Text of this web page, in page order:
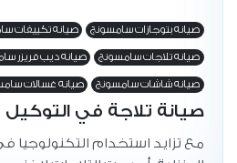
صيانه بتوجازات سامسونج صيانه تكييفات
صيانه تلاجات سامسونج صيانه ديب فريزر
صيانه شاشات سامسونج صيانه غسالات
صيانة تلاجة في التوكيل
مع تزايد استخدام التكنولوجيا